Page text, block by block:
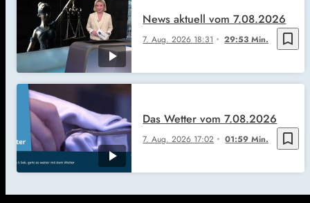
bookmark_border
7. Aug. 2026 18:31 29:53 Min.
News aktuell vom 7.08.2026
bookmark_border
7. Aug. 2026 17:02 01:59 Min.
Das Wetter vom 7.08.2026